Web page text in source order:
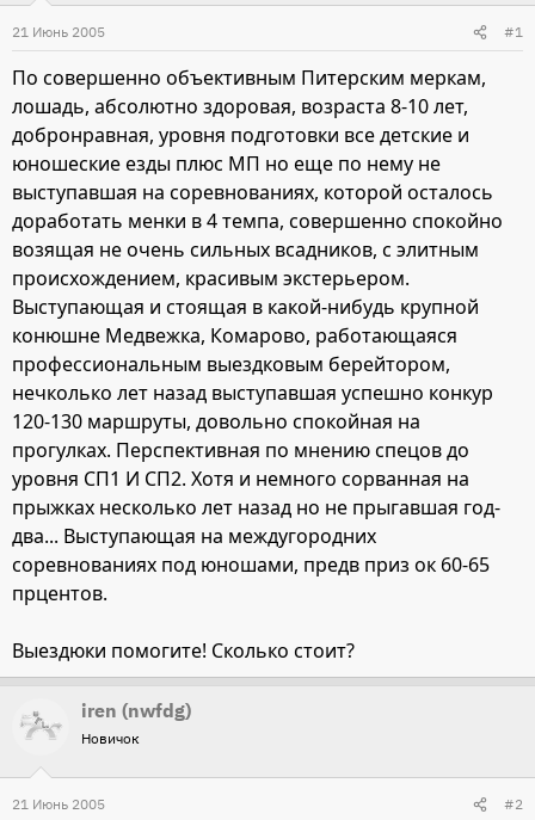
т
е
а
21 Июнь 2005 #1
По совершенно объективным Питерским меркам,
лошадь, абсолютно здоровая, возраста 8-10 лет,
добронравная, уровня подготовки все детские и
юношеские езды плюс МП но еще по нему не
выступавшая на соревнованиях, которой осталось
доработать менки в 4 темпа, совершенно спокойно
возящая не очень сильных всадников, с элитным
происхождением, красивым экстерьером.
Выступающая и стоящая в какой-нибудь крупной
конюшне Медвежка, Комарово, работающаяся
профессиональным выездковым берейтором,
нечколько лет назад выступавшая успешно конкур
120-130 маршруты, довольно спокойная на
прогулках. Перспективная по мнению спецов до
уровня СП1 И СП2. Хотя и немного сорванная на
прыжках несколько лет назад но не прыгавшая год-
два... Выступающая на междугородних
соревнованиях под юношами, предв приз ок 60-65
прцентов.
Выездюки помогите! Сколько стоит?
iren (nwfdg)
Новичок
21 Июнь 2005 #2